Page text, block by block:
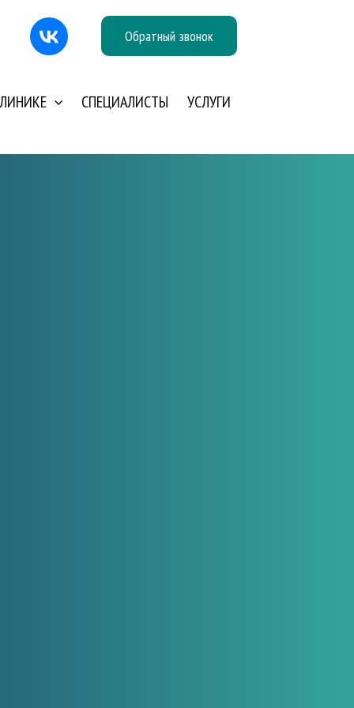
Обратный звонок
СПЕЦИАЛИСТЫ УСЛУГИ